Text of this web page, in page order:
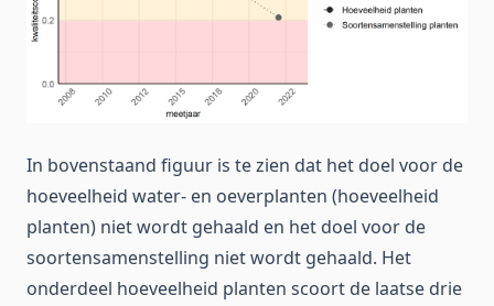
In bovenstaand figuur is te zien dat het doel voor de
hoeveelheid water- en oeverplanten (hoeveelheid
planten) niet wordt gehaald en het doel voor de
soortensamenstelling niet wordt gehaald. Het
onderdeel hoeveelheid planten scoort de laatse drie